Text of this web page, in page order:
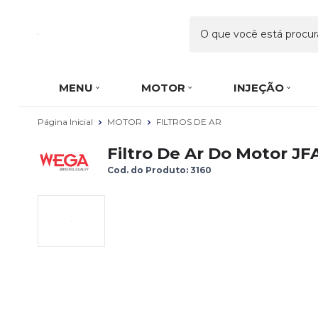
MENU MOTOR INJEÇÃO
Página Inicial MOTOR FILTROS DE AR
Filtro De Ar Do Motor
Cod. do Produto: 3160